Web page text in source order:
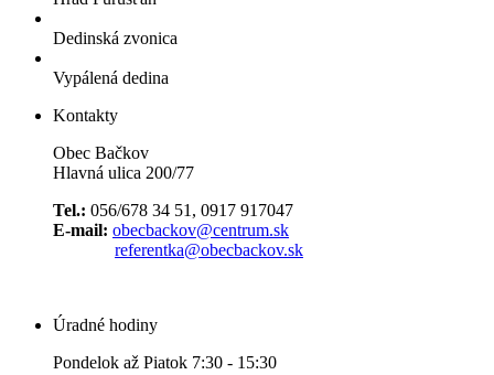
Dedinská zvonica
Vypálená dedina
Kontakty
Obec Bačkov
Hlavná ulica 200/77
Tel.: 056/678 34 51, 0917 917047
E-mail: obecbackov@centrum.sk
referentka@obecbackov.sk
Úradné hodiny
Pondelok až Piatok 7:30 - 15:30